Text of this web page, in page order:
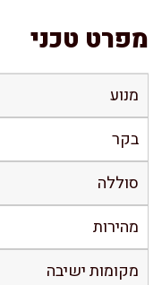
מפרט טכני
מנוע
בקר
סוללה
מהירות
מקומות ישיבה